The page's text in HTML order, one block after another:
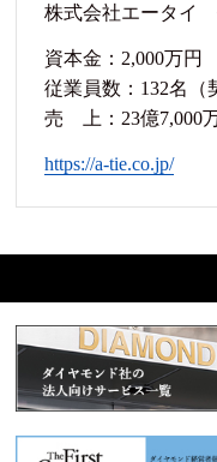
株式会社エータイ
資本金：2,000万円
従業員数：132名（
売 上：23億7,000
https://a-tie.co.jp/